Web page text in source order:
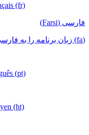
(fr)
فارسی (Farsi)
(fa) زبان برنامه را به فارسی تغییر دهید
(pt)
(ht)